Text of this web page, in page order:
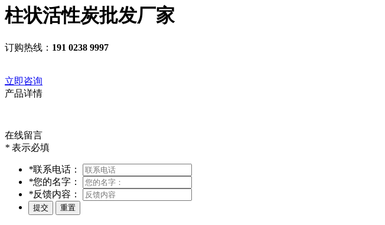
柱状活性炭批发厂家
订购热线： 191 0238 9997
立即咨询
产品详情
在线留言
* 表示必填
*联系电话：
*您的名字：
*反馈内容：